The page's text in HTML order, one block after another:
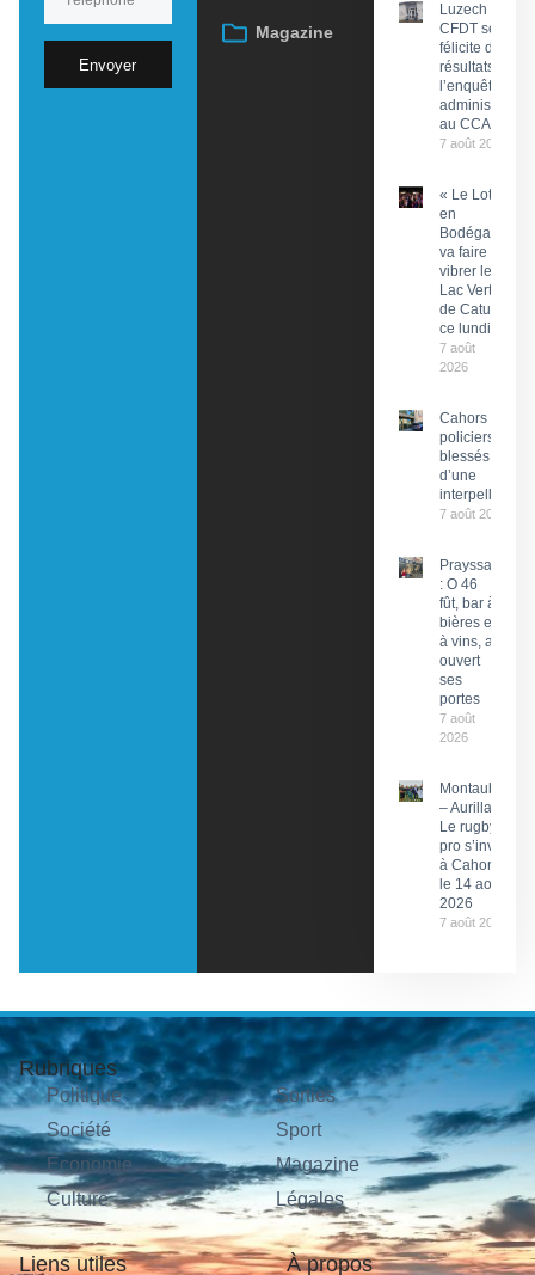
Envoyer
Magazine
Luzech : La
CFDT se
félicite des
résultats de
l’enquête
administrative
au CCAS
7 août 2026
« Le Lot
en
Bodéga »
va faire
vibrer le
Lac Vert
de Catus
ce lundi
7 août
2026
Cahors : Des
policiers
blessés lors
d’une
interpellation
7 août 2026
Prayssac
: O 46
fût, bar à
bières et
à vins, a
ouvert
ses
portes
7 août
2026
Montauban
– Aurillac :
Le rugby
pro s’invite
à Cahors
le 14 août
2026
7 août 2026
Rubriques
Politique
Société
Économie
Culture
Sorties
Sport
Magazine
Légales
Liens utiles À propos